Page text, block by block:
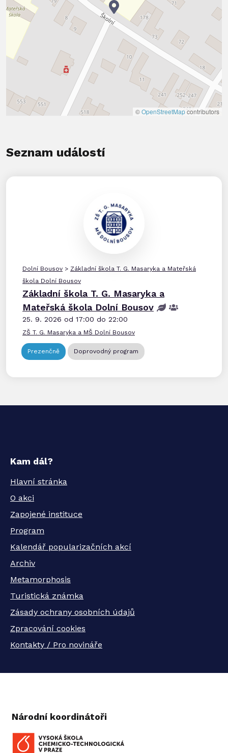
©OpenStreetMapcontributors
Seznam událostí
Dolní Bousov > Základní škola T. G. Masaryka a Mateřská
škola Dolní Bousov
Základní škola T. G. Masaryka a
Mateřská škola Dolní Bousov
25. 9. 2026 od 17:00 do 22:00
ZŠ T. G. Masaryka a MŠ Dolní Bousov
Prezenčně Doprovodný program
Kam dál?
Hlavní stránka
O akci
Zapojené instituce
Program
Kalendář popularizačních akcí
Archiv
Metamorphosis
Turistická známka
Zásady ochrany osobních údajů
Zpracování cookies
Kontakty / Pro novináře
Národní koordinátoři